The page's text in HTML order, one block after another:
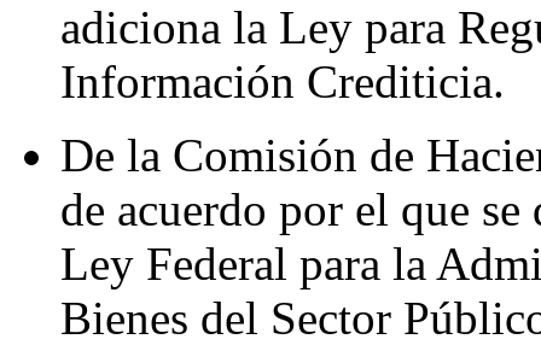
adiciona la Ley para
Información Crediticia.
De la Comisión de
de acuerdo por el que
Ley Federal para la
Bienes del Sector